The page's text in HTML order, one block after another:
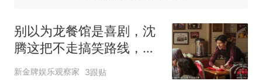
家，刚改国名，总统就邀请中
国大使骑行绕了几乎整个国境
线一圈，还曾两次到中国寻根
搬家报价570元，搬到楼下交
5060元才肯搬上楼！女子傻眼
了……
视频丨只要一枚命中就能让航
别以为龙餐馆是喜剧，沈
腾这把不走搞笑路线，他
深沉起来更高级？
新金牌娱乐观察家 3跟贴